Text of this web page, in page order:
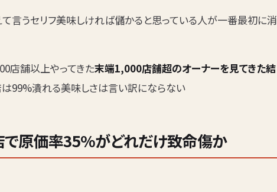
言うセリフ美味しければ儲かると思っている人が一番最初に消
店舗以上やってきた末端1,000店舗超のオーナーを見てきた結
99%潰れる美味しさは言い訳にならない
原価率35%がどれだけ致命傷か